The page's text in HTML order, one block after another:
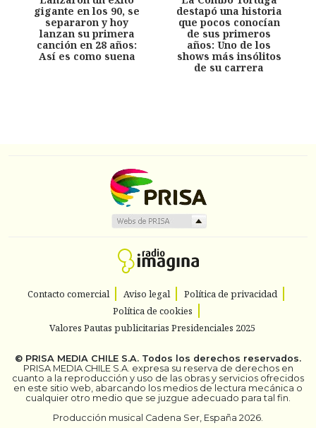
gigante en los 90, se
separaron y hoy
lanzan su primera
canción en 28 años:
Así es como suena
destapó una historia
que pocos conocían
de sus primeros
años: Uno de los
shows más insólitos
de su carrera
Contacto comercial Aviso legal
Política de privacidad
Política de cookies
Valores Pautas publicitarias Presidenciales 2025
© PRISA MEDIA CHILE S.A. Todos los derechos reservados.
PRISA MEDIA CHILE S.A. expresa su reserva de derechos en
cuanto a la reproducción y uso de las obras y servicios ofrecidos
en este sitio web, abarcando los medios de lectura mecánica o
cualquier otro medio que se juzgue adecuado para tal fin.
Producción musical Cadena Ser, España 2026.